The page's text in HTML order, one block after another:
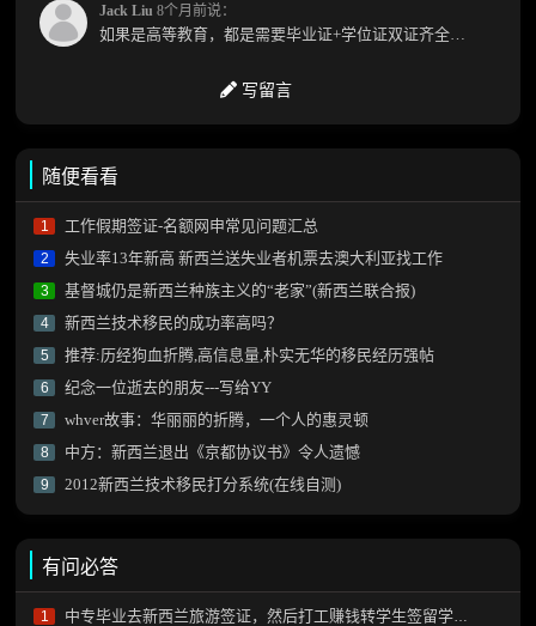
Jack Liu 8个月前说：
写留言
随便看看
1 工作假期签证-名额网申常见问题汇总
2 失业率13年新高 新西兰送失业者机票去澳大利亚找工作
3 基督城仍是新西兰种族主义的“老家”(新西兰联合报)
4 新西兰技术移民的成功率高吗？
5 推荐:历经狗血折腾,高信息量,朴实无华的移民经历强帖
6 纪念一位逝去的朋友---写给YY
7 whver故事：华丽丽的折腾，一个人的惠灵顿
8 中方：新西兰退出《京都协议书》令人遗憾
9 2012新西兰技术移民打分系统(在线自测)
有问必答
1 中专毕业去新西兰旅游签证，然后打工赚钱转学生签留学可以吗？